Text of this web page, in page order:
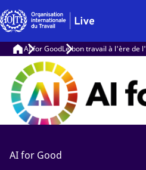
AI for GoodLe bon travail à l'ère de
AI for Good